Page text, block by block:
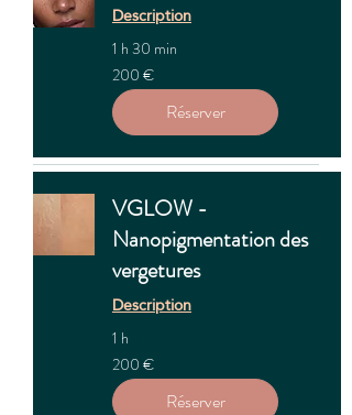
Description
1 h 30 min
200
euros
200 €
Réserver
VGLOW -
Nanopigmentation des
vergetures
Description
1 h
200
euros
200 €
Réserver